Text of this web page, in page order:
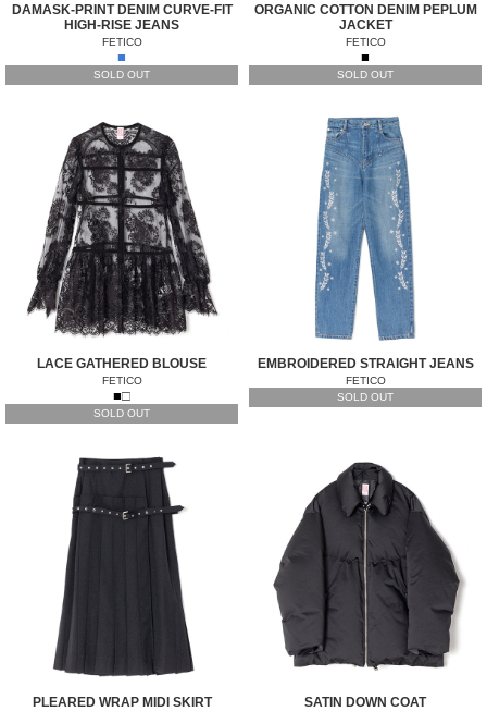
DAMASK-PRINT DENIM CURVE-FIT
HIGH-RISE JEANS
FETICO
■
SOLD OUT
ORGANIC COTTON DENIM PEPLUM
JACKET
FETICO
■
SOLD OUT
LACE GATHERED BLOUSE
FETICO
■□
SOLD OUT
EMBROIDERED STRAIGHT JEANS
FETICO
SOLD OUT
PLEARED WRAP MIDI SKIRT SATIN DOWN COAT